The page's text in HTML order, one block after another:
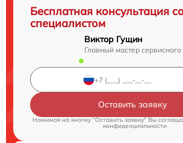
Бесплатная консультация
специалистом
Виктор Гущин
Главный мастер сервисного
Оставить заявку
Нажимая на кнопку "Оставить заявку" Вы
конфиденциальности